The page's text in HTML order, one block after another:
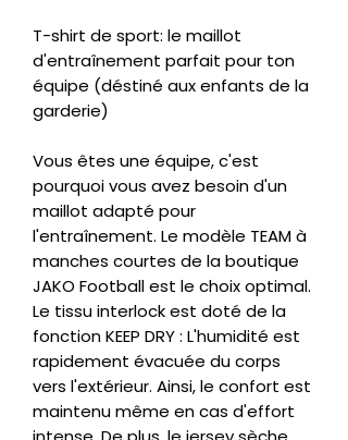
T-shirt de sport: le maillot
d'entraînement parfait pour ton
équipe (déstiné aux enfants de la
garderie)
Vous êtes une équipe, c'est
pourquoi vous avez besoin d'un
maillot adapté pour
l'entraînement. Le modèle TEAM à
manches courtes de la boutique
JAKO Football est le choix optimal.
Le tissu interlock est doté de la
fonction KEEP DRY : L'humidité est
rapidement évacuée du corps
vers l'extérieur. Ainsi, le confort est
maintenu même en cas d'effort